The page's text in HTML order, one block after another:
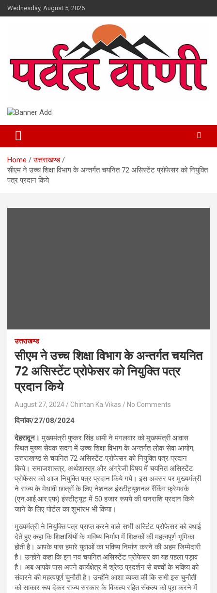
Skip
to
Wednesday, August 5, 2026
Parvatvani.com
Home
उत्तराखण्ड
सीएम ने उच्च शिक्षा विभाग के अन्तर्गत चयनित 72 असिस्टेंट प्रोफेसर को नियुक्ति
पत्र प्रदान किये
उत्तराखण्ड
सीएम ने उच्च शिक्षा विभाग के अन्तर्गत चयनित
72 असिस्टेंट प्रोफेसर को नियुक्ति पत्र
प्रदान किये
August 27, 2024 Chintan Ka Vikas No Comments
दिनांक/27/08/2024
देहरादून। मुख्यमंत्री पुष्कर सिंह धामी ने मंगलवार को मुख्यमंत्री आवास
स्थित मुख्य सेवक सदन में उच्च शिक्षा विभाग के अन्तर्गत लोक सेवा आयोग,
उत्तराखण्ड से चयनित 72 असिस्टेंट प्रोफेसर को नियुक्ति पत्र प्रदान
किये। समाजशास्त्र, अर्थशास्त्र और अंग्रेजी विषय में चयनित असिस्टेंट
प्रोफेसर को आज नियुक्ति पत्र प्रदान किये गये। इस अवसर पर मुख्यमंत्री
ने राज्य के मेधावी छात्रों के लिए नेशनल इंस्टीट्यूशनल रैंकिंग फ्रेमवर्क
(एन.आई.आर.एफ) इंस्टीट्यूट में 50 हजार रूपये की धनराशि प्रदान किये
जाने के लिए पोर्टल का शुभांरभ भी किया।
मुख्यमंत्री ने नियुक्ति पत्र प्राप्त करने वाले सभी अस्टिंट प्रोफेसर को बधाई
देते हुए कहा कि शिक्षार्थियों के भविष्य निर्माण में शिक्षकों की महत्वपूर्ण भूमिका
होती है। आपके पास हमारे युवाओं का भविष्य निर्माण करने की अहम जिम्मेदारी
है। उन्होंने कहा कि इन नव चयनित असिस्टेंट प्रोफेसर का यह पहला पड़ाव
है। अब आपके पास अपने कार्यक्षेत्र में श्रेष्ठ प्रदर्शन से बच्चों के भविष्य को
संवारने की महत्वपूर्ण चुनौती है। उन्होंने आशा व्यक्त की कि सभी इस चुनौती
को साकार रूप देकर राज्य सरकार के विकल्प रहित संकल्प को पूरा करने में